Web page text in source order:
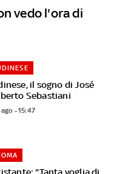
vedo l'ora di
il sogno di José
Sebastiani
- 15:47
"Tanta voglia di